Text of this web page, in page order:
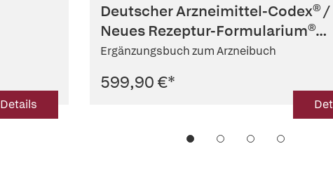
Details
Deutscher Arzneimittel-Codex® /
Neues Rezeptur-Formularium®
(DAC/NRF)
Ergänzungsbuch zum Arzneibuch
599,90 €*